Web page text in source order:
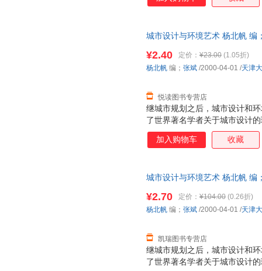
计作为一种概念，能影响人的
城市设计与环境艺术 杨北帆 编
继城市规划之后，城市设计和
了世界著名学者关于城市设计
生过程中的逻辑与哲理，强调
计作为一种概念，能影响人的
¥2.40 定价： ¥23.00 (1.05折)
悦读图书专营店
杨北帆 编； 张斌 /2000-04-01 /天津
加入购物车 收藏
城市设计与环境艺术 杨北帆 编
继城市规划之后，城市设计和
了世界著名学者关于城市设计
¥2.70 定价： ¥104.00 (0.26折)
凯瑞图书专营店
杨北帆 编； 张斌 /2000-04-01 /天津